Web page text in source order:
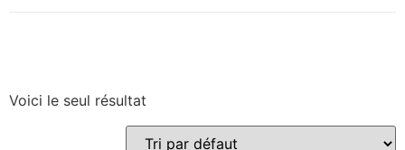
Voici le seul résultat